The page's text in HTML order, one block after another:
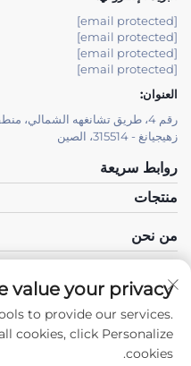
[email protected]
[email protected]
[email protected]
[email protected]
العنوان:
رقم 4، طريق تشانغهه الشمالي،
زهيجيانغ - 315514، الصين
روابط سريعة
منتجات
من نحن
value your privacy
to provide our services.
cookies, click Personalize
cookies.